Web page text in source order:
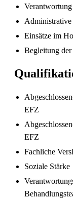
Einsätze im
Begleitung
EFZ
EFZ
Fachliche
Soziale Stärke